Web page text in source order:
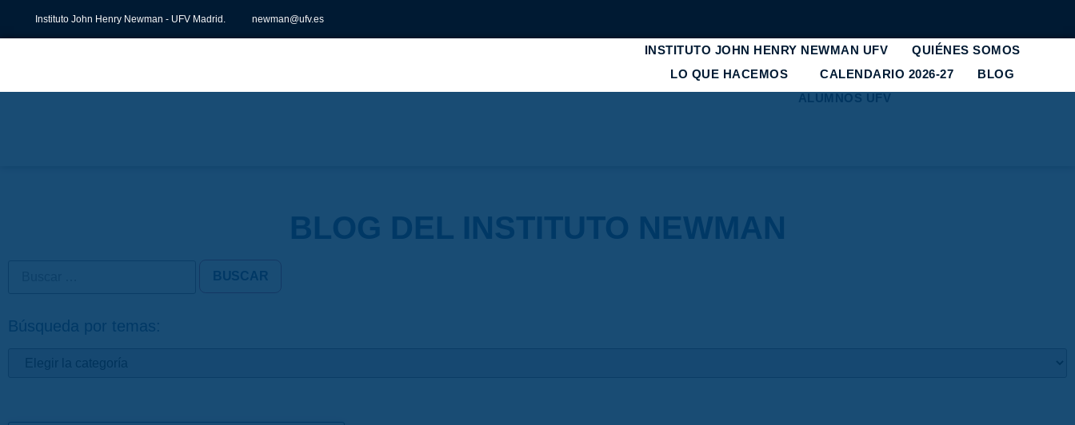
Instituto John Henry Newman - UFV Madrid. newman@ufv.es
INSTITUTO JOHN HENRY NEWMAN UFV
QUIÉNES SOMOS
LO QUE HACEMOS
CALENDARIO 2026-27
BLOG
ALUMNOS UFV
BLOG DEL INSTITUTO NEWMAN
Búsqueda por temas: